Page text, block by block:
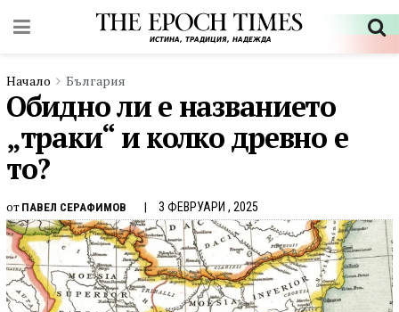
Начало България
Обидно ли е названието
„траки“ и колко древно е
то?
от ПАВЕЛ СЕРАФИМОВ 3 ФЕВРУАРИ , 2025